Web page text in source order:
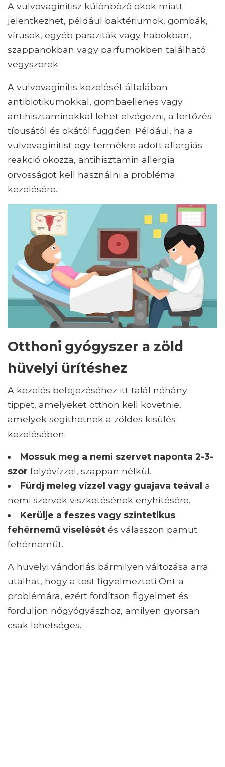
A vulvovaginitisz különböző okok miatt
jelentkezhet, például baktériumok, gombák,
vírusok, egyéb paraziták vagy habokban,
szappanokban vagy parfümökben található
vegyszerek.
A vulvovaginitis kezelését általában
antibiotikumokkal, gombaellenes vagy
antihisztaminokkal lehet elvégezni, a fertőzés
típusától és okától függően. Például, ha a
vulvovaginitist egy termékre adott allergiás
reakció okozza, antihisztamin allergia
orvosságot kell használni a probléma
kezelésére..
Otthoni gyógyszer a zöld
hüvelyi ürítéshez
A kezelés befejezéséhez itt talál néhány
tippet, amelyeket otthon kell követnie,
amelyek segíthetnek a zöldes kisülés
kezelésében:
Mossuk meg a nemi szervet naponta 2-3-
szor folyóvízzel, szappan nélkül.
Fürdj meleg vízzel vagy guajava teával a
nemi szervek viszketésének enyhítésére.
Kerülje a feszes vagy szintetikus
fehérnemű viselését és válasszon pamut
fehérneműt.
A hüvelyi vándorlás bármilyen változása arra
utalhat, hogy a test figyelmezteti Önt a
problémára, ezért fordítson figyelmet és
forduljon nőgyógyászhoz, amilyen gyorsan
csak lehetséges.